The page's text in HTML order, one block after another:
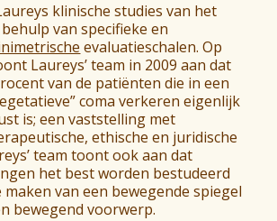
klinische studies van het
van specifieke en
evaluatieschalen. Op
Laureys’ team in 2009 aan dat
van de patiënten die in een
coma verkeren eigenlijk
is; een vaststelling met
ethische en juridische
team toont ook aan dat
het best worden bestudeerd
van een bewegende spiegel
bewegend voorwerp.